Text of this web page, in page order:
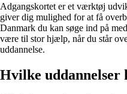
Adgangskortet er et værktøj
giver dig mulighed for at få
Danmark du kan søge ind på
være til stor hjælp, når du står
uddannelse.
Hvilke uddannelser